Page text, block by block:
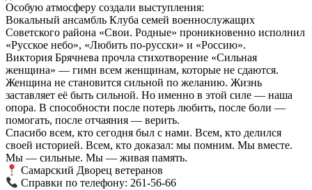
Особую атмосферу создали выступления:
Вокальный ансамбль Клуба семей военнослужащих
Советского района «Свои. Родные» проникновенно исполнил
«Русское небо», «Любить по-русски» и «Россию».
Виктория Брячнева прочла стихотворение «Сильная
женщина» — гимн всем женщинам, которые не сдаются.
Женщина не становится сильной по желанию. Жизнь
заставляет её быть сильной. Но именно в этой силе — наша
опора. В способности после потерь любить, после боли —
помогать, после отчаяния — верить.
Спасибо всем, кто сегодня был с нами. Всем, кто делился
своей историей. Всем, кто доказал: мы помним. Мы вместе.
Мы — сильные. Мы — живая память.
Самарский Дворец ветеранов
Справки по телефону:261-56-66